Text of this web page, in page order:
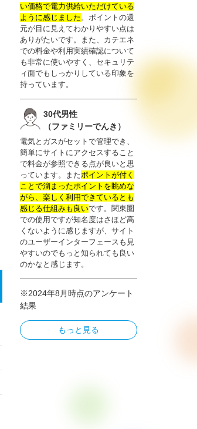
い価格で電力供給いただけている
ように感じました。ポイントの還
元が目に見えてわかりやすい点は
ありがたいです。また、カテエネ
での料金や利用実績確認について
も非常に使いやすく、セキュリテ
ィ面でもしっかりしている印象を
持っています。
30代男性
（ファミリーでんき）
電気とガスがセットで管理でき、
簡単にサイトにアクセスすること
で料金が参照できる点が良いと思
っています。またポイントが付く
ことで溜まったポイントを眺めな
がら、楽しく利用できているとも
感じる仕組みも良いです。関東圏
での使用ですが知名度はさほど高
くないように感じますが、サイト
のユーザーインターフェースも見
やすいのでもっと知られても良い
のかなと感じます。
※2024年8月時点のアンケート
結果
もっと見る